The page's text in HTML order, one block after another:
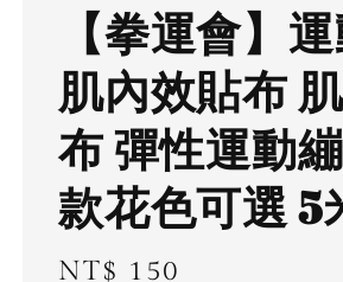
【拳運會】
肌內效貼布
布 彈性運動
款花色可選 5
Regular
NT$ 150